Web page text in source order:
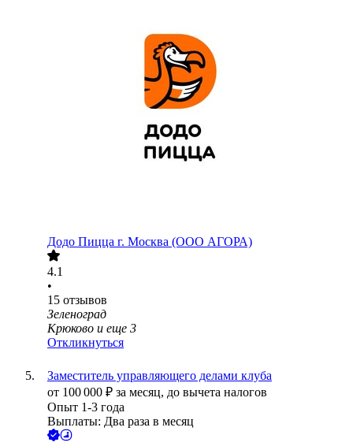
Додо Пицца г. Москва (ООО АГОРА)
4.1
•
15 отзывов
Зеленоград
Крюково и еще 3
Откликнуться
Заместитель управляющего делами клуба
от 100 000 ₽ за месяц, до вычета налогов
Опыт 1-3 года
Выплаты: Два раза в месяц